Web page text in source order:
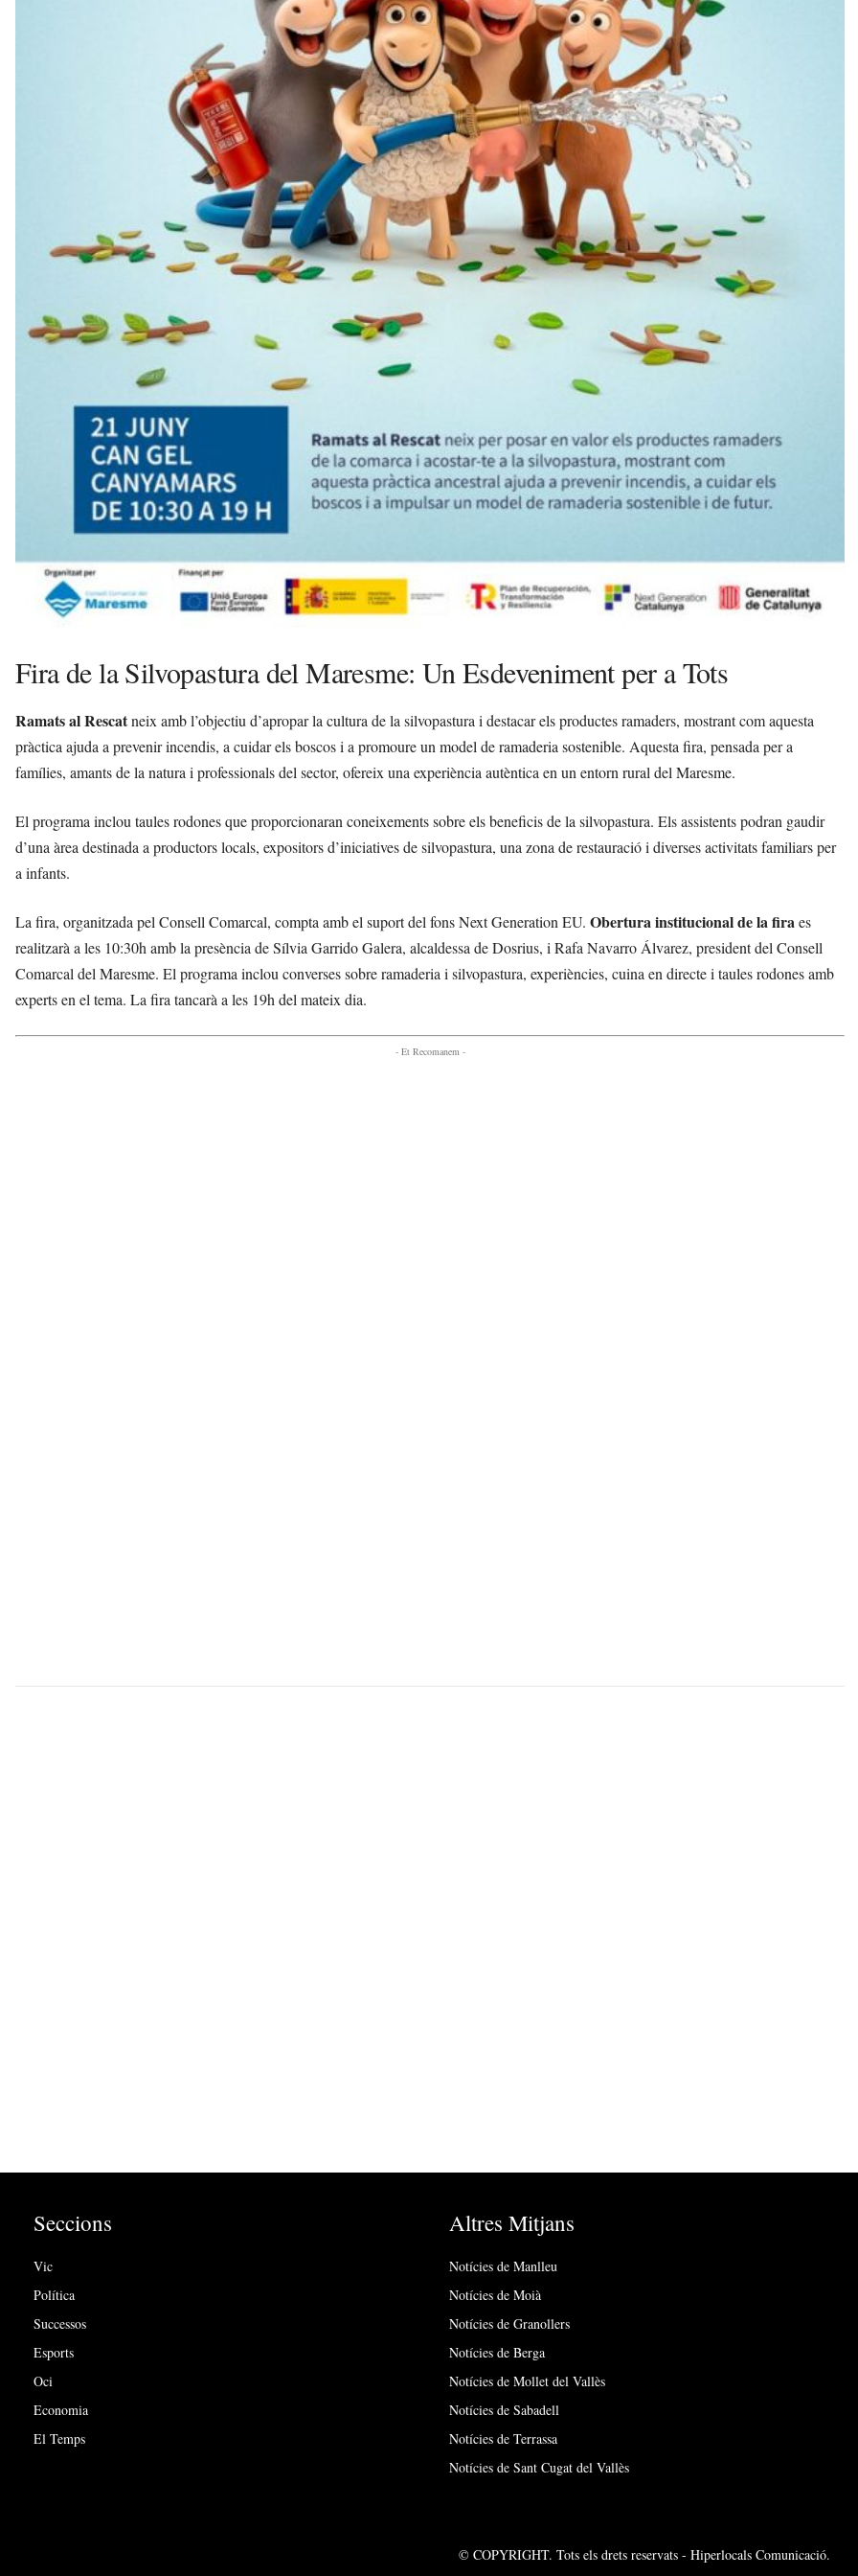
Fira de la Silvopastura del Maresme: Un Esdeveniment per a Tots
Ramats al Rescatneix amb l’objectiu d’apropar la cultura de la silvopastura i destacar els productes ramaders, mostrant com aquesta
pràctica ajuda a prevenir incendis, a cuidar els boscos i a promoure un model de ramaderia sostenible. Aquesta fira, pensada per a
famílies, amants de la natura i professionals del sector, ofereix una experiència autèntica en un entorn rural del Maresme.
El programa inclou taules rodones que proporcionaran coneixements sobre els beneficis de la silvopastura. Els assistents podran gaudir
d’una àrea destinada a productors locals, expositors d’iniciatives de silvopastura, una zona de restauració i diverses activitats familiars per
a infants.
La fira, organitzada pel Consell Comarcal, compta amb el suport del fons Next Generation EU. Obertura institucional de la firaes
realitzarà a les 10:30h amb la presència de Sílvia Garrido Galera, alcaldessa de Dosrius, i Rafa Navarro Álvarez, president del Consell
Comarcal del Maresme. El programa inclou converses sobre ramaderia i silvopastura, experiències, cuina en directe i taules rodones amb
experts en el tema. La fira tancarà a les 19h del mateix dia.
- Et Recomanem -
Seccions
Vic
Política
Successos
Esports
Oci
Economia
El Temps
Altres Mitjans
Notícies de Manlleu
Notícies de Moià
Notícies de Granollers
Notícies de Berga
Notícies de Mollet del Vallès
Notícies de Sabadell
Notícies de Terrassa
Notícies de Sant Cugat del Vallès
© COPYRIGHT. Tots els drets reservats - Hiperlocals Comunicació.